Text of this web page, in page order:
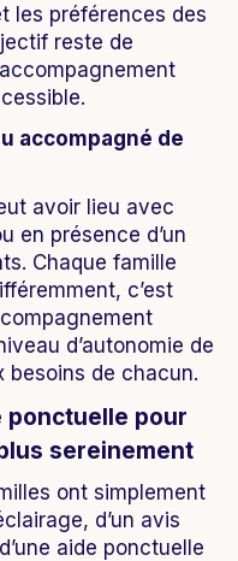
les préférences des
reste de
accompagné de
avoir lieu avec
en présence d’un
Chaque famille
c’est
d’autonomie de
besoins de chacun.
ponctuelle pour
sereinement
ont simplement
d’un avis
aide ponctuelle